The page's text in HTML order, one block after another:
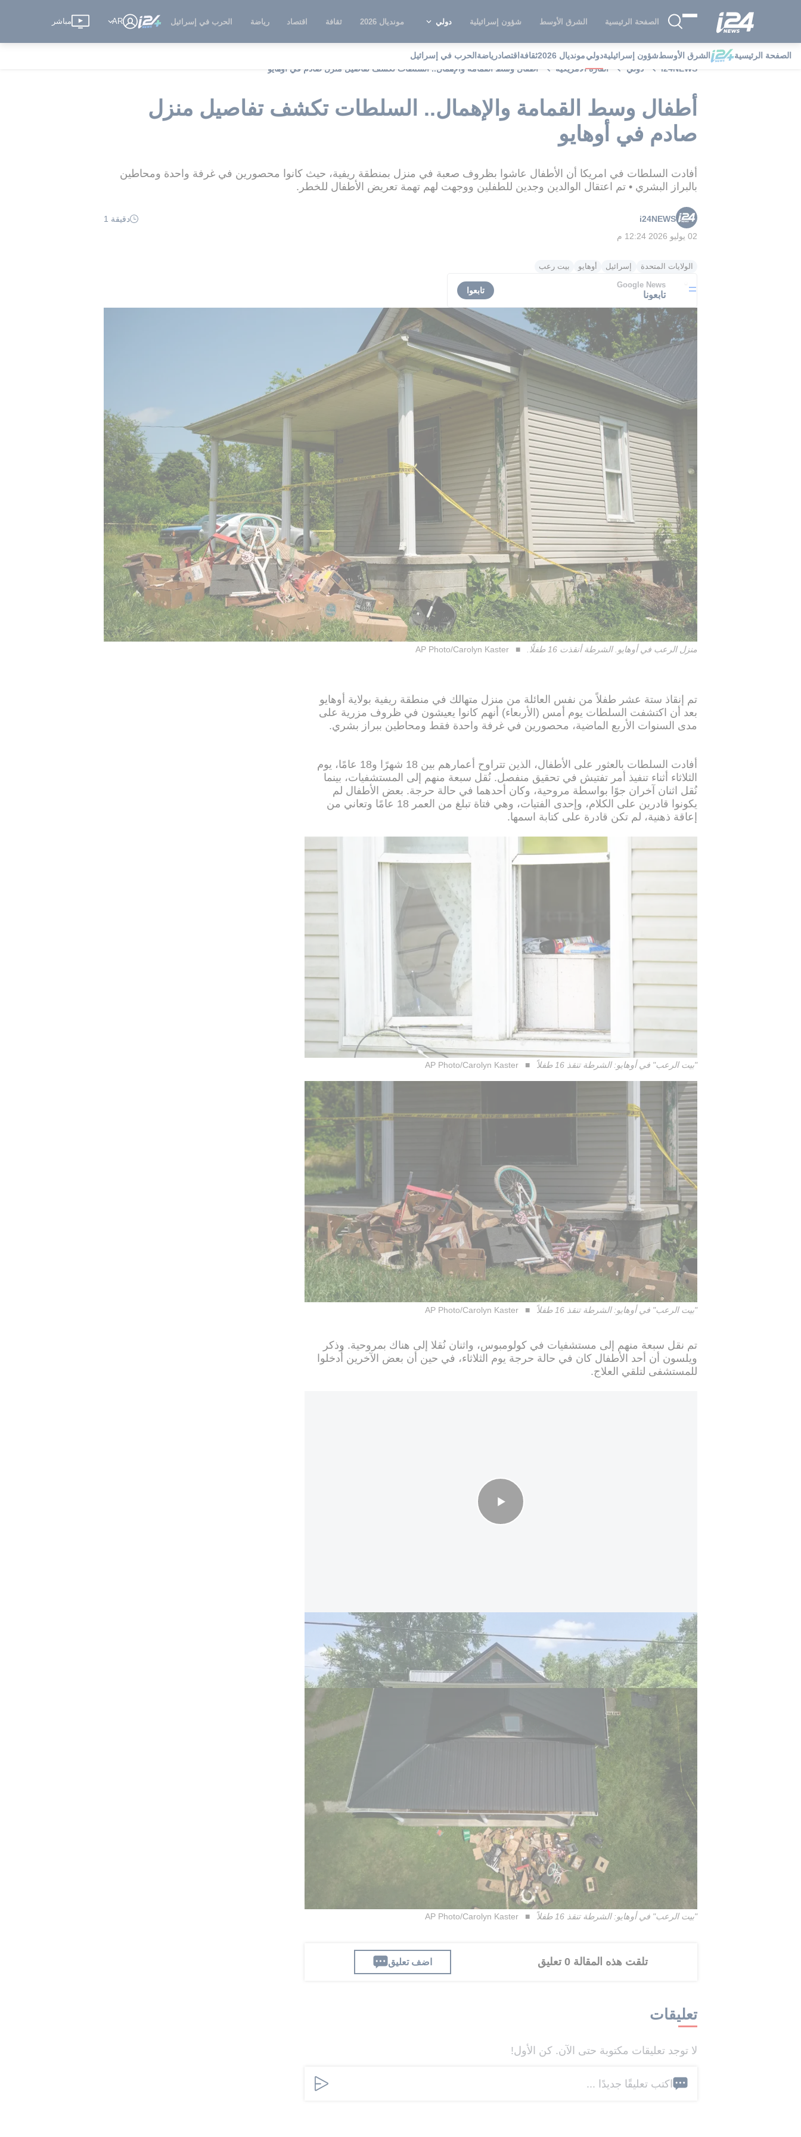
الصفحة الرئيسية الشرق الأوسط شؤون إسرائيلية دولي مونديال 2026 ثقافة اقتصاد رياضة الحرب في إسرائيل AR مباشر
الصفحة الرئيسية الشرق الأوسطشؤون إسرائيليةدوليمونديال 2026 ثقافة اقتصادرياضة الحرب في إسرائيل
i24NEWS
دولي القارة الامريكية أطفال وسط القمامة والإهمال.. السلطات تكشف تفاصيل منزل صادم في أوهايو
أطفال وسط القمامة والإهمال.. السلطات تكشف تفاصيل منزل
صادم في أوهايو
أفادت السلطات في امريكا أن الأطفال عاشوا بظروف صعبة في منزل بمنطقة ريفية، حيث كانوا محصورين في غرفة واحدة ومحاطين
بالبراز البشري • تم اعتقال الوالدين وجدين للطفلين ووجهت لهم تهمة تعريض الأطفال للخطر.
i24NEWS
دقيقة 1
02 يوليو 2026 12:24 م
الولايات المتحدة إسرائيل أوهايو بيت رعب
Google News
تابعونا تابعوا
منزل الرعب في أوهايو. الشرطة أنقذت 16 طفلًا. AP Photo/Carolyn Kaster
تم إنقاذ ستة عشر طفلاً من نفس العائلة من منزل متهالك في منطقة ريفية بولاية أوهايو
بعد أن اكتشفت السلطات يوم أمس (الأربعاء) أنهم كانوا يعيشون في ظروف مزرية على
مدى السنوات الأربع الماضية، محصورين في غرفة واحدة فقط ومحاطين ببراز بشري.
أفادت السلطات بالعثور على الأطفال، الذين تتراوح أعمارهم بين 18 شهرًا و18 عامًا، يوم
الثلاثاء أثناء تنفيذ أمر تفتيش في تحقيق منفصل. نُقل سبعة منهم إلى المستشفيات، بينما
نُقل اثنان آخران جوًا بواسطة مروحية، وكان أحدهما في حالة حرجة. بعض الأطفال لم
يكونوا قادرين على الكلام، وإحدى الفتيات، وهي فتاة تبلغ من العمر 18 عامًا وتعاني من
إعاقة ذهنية، لم تكن قادرة على كتابة اسمها.
"بيت الرعب" في أوهايو: الشرطة تنقذ 16 طفلاً AP Photo/Carolyn Kaster
"بيت الرعب" في أوهايو: الشرطة تنقذ 16 طفلاً AP Photo/Carolyn Kaster
تم نقل سبعة منهم إلى مستشفيات في كولومبوس، واثنان نُقلا إلى هناك بمروحية. وذكر
ويلسون أن أحد الأطفال كان في حالة حرجة يوم الثلاثاء، في حين أن بعض الآخرين أُدخلوا
للمستشفى لتلقي العلاج.
"محاطون بالقذارة، مجرد منظر مقزز": تم إنقاذ 16 طفلًا من بيت "رعب" في أوهايو
شريف مقاطعة فينتون، رايان كين، وصف المشاهد بأنها "مقززة" وقال إن "معظم حيواناتنا
تم الاحتفاظ بها في ظروف أفضل من الأطفال". وُجّهت إلى والدي الأطفال وجدّيهما تهمة
تعريض الأطفال للخطر.
"بيت الرعب" في أوهايو: الشرطة تنقذ 16 طفلاً AP Photo/Carolyn Kaster
تلقت هذه المقالة 0 تعليق اضف تعليق
تعليقات
لا توجد تعليقات مكتوبة حتى الآن. كن الأول!
اكتب تعليقًا جديدًا ...